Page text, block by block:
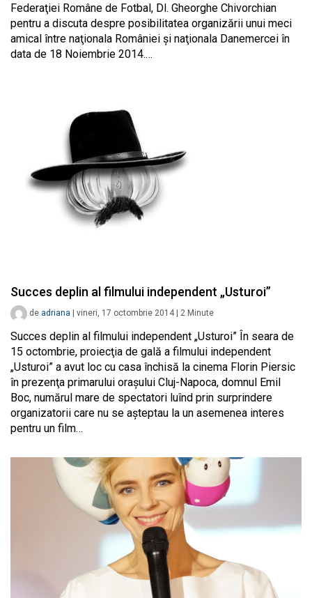
Federaţiei Române de Fotbal, Dl. Gheorghe Chivorchian
pentru a discuta despre posibilitatea organizării unui meci
amical între naţionala României şi naţionala Danemercei în
data de 18 Noiembrie 2014.…
Succes deplin al filmului independent „Usturoi”
de adriana vineri, 17 octombrie 2014 2 Minute
Succes deplin al filmului independent „Usturoi” În seara de
15 octombrie, proiecţia de gală a filmului independent
„Usturoi” a avut loc cu casa închisă la cinema Florin Piersic
în prezenţa primarului oraşului Cluj-Napoca, domnul Emil
Boc, numărul mare de spectatori luînd prin surprindere
organizatorii care nu se aşteptau la un asemenea interes
pentru un film…